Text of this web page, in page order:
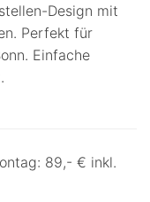
Design mit
Perfekt für
Einfache
89,- € inkl.